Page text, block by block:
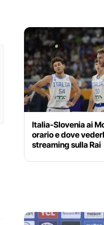
Italia-Slovenia ai
orario e dove
streaming sulla Rai